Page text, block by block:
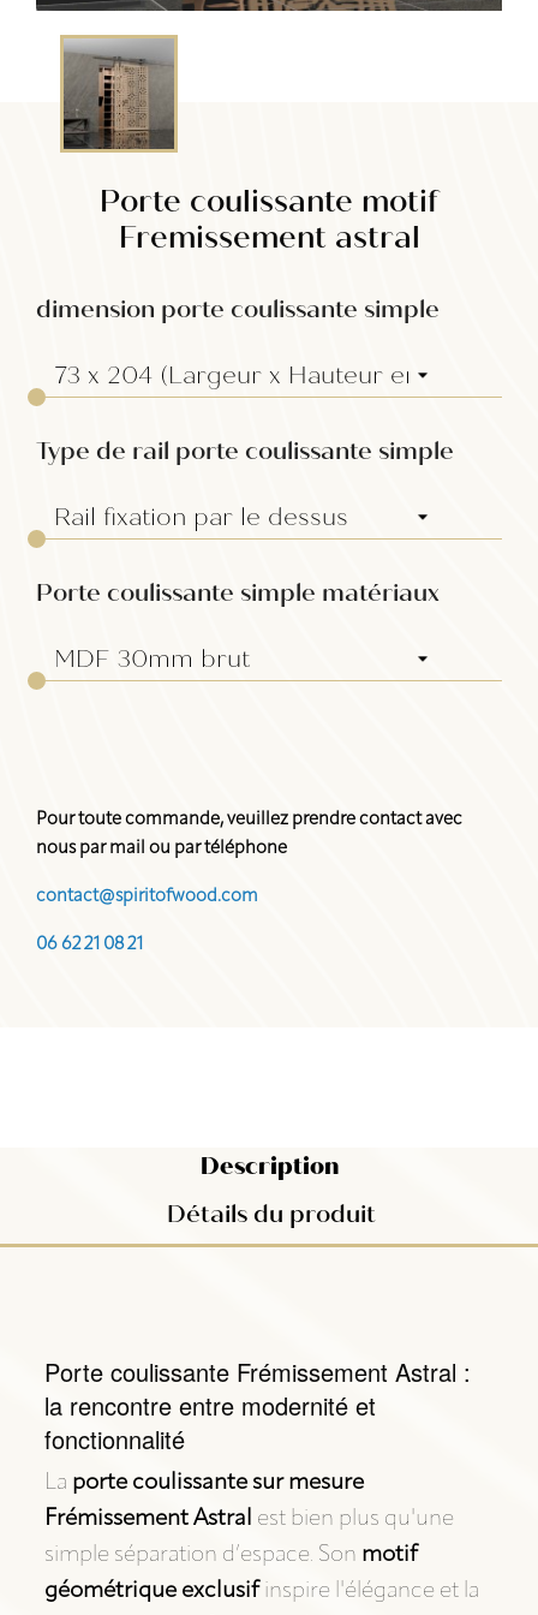
Porte coulissante motif
Fremissement astral
dimension porte coulissante simple
Type de rail porte coulissante simple
Porte coulissante simple matériaux
Pour toute commande, veuillez prendre contact avec
nous par mail ou par téléphone
contact@spiritofwood.com
06 62 21 08 21
Description
Détails du produit
Porte coulissante Frémissement Astral :
la rencontre entre modernité et
fonctionnalité
La porte coulissante sur mesure
Frémissement Astral est bien plus qu'une
simple séparation d’espace. Son motif
géométrique exclusifinspire l'élégance et la